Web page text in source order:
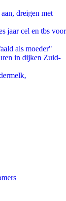
dreigen met
jaar cel en tbs voor
als moeder"
in dijken Zuid-